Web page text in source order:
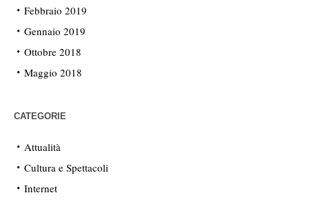
Febbraio 2019
Gennaio 2019
Ottobre 2018
Maggio 2018
CATEGORIE
Attualità
Cultura e Spettacoli
Internet